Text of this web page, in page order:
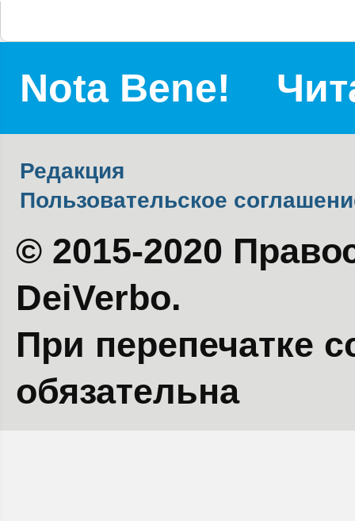
Nota Bene!
Редакция
Пользовательское
© 2015-2020
DeiVerbo.
При перепечатке
обязательна